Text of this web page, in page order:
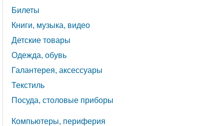
Билеты
Книги, музыка, видео
Детские товары
Одежда, обувь
Галантерея, аксессуары
Текстиль
Посуда, столовые приборы
Компьютеры, периферия